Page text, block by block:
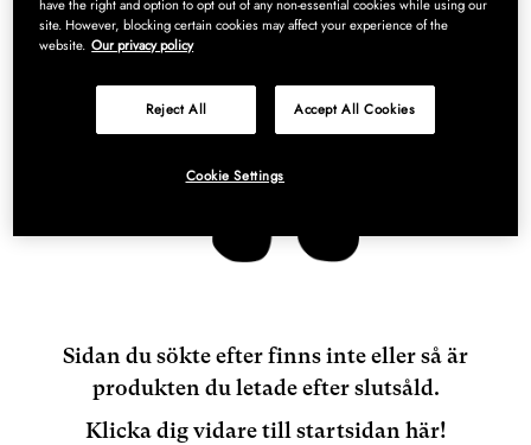
Sidan du sökte efter finns inte eller så är
produkten du letade efter slutsåld.
Klicka dig vidare till startsidan här!
have the right and option to opt out of any non-essential cookies while using our
site. However, blocking certain cookies may affect your experience of the
website. Our privacy policy
Reject All Accept All Cookies
Cookie Settings